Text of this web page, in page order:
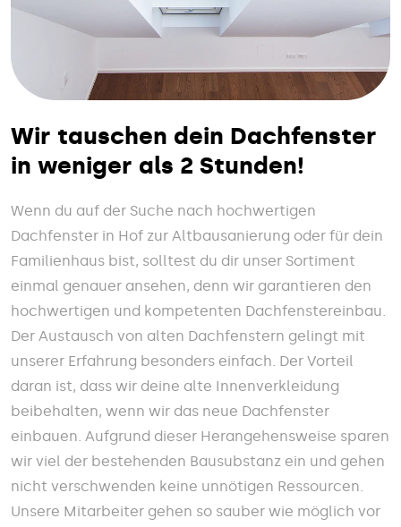
Wir tauschen dein Dachfenster
in weniger als 2 Stunden!
Wenn du auf der Suche nach hochwertigen
Dachfenster in Hof zur Altbausanierung oder für dein
Familienhaus bist, solltest du dir unser Sortiment
einmal genauer ansehen, denn wir garantieren den
hochwertigen und kompetenten Dachfenstereinbau.
Der Austausch von alten Dachfenstern gelingt mit
unserer Erfahrung besonders einfach. Der Vorteil
daran ist, dass wir deine alte Innenverkleidung
beibehalten, wenn wir das neue Dachfenster
einbauen. Aufgrund dieser Herangehensweise sparen
wir viel der bestehenden Bausubstanz ein und gehen
nicht verschwenden keine unnötigen Ressourcen.
Unsere Mitarbeiter gehen so sauber wie möglich vor